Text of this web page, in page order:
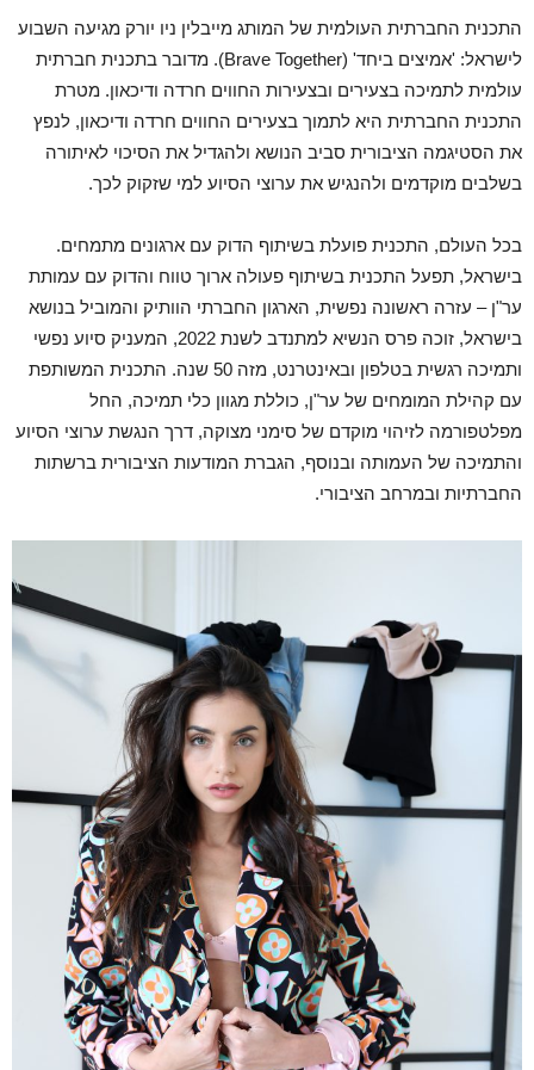
התכנית החברתית העולמית של המותג מייבלין ניו יורק מגיעה השבוע
לישראל: 'אמיצים ביחד' (Brave Together). מדובר בתכנית חברתית
עולמית לתמיכה בצעירים ובצעירות החווים חרדה ודיכאון. מטרת
התכנית החברתית היא לתמוך בצעירים החווים חרדה ודיכאון, לנפץ
את הסטיגמה הציבורית סביב הנושא ולהגדיל את הסיכוי לאיתורה
בשלבים מוקדמים ולהנגיש את ערוצי הסיוע למי שזקוק לכך.
בכל העולם, התכנית פועלת בשיתוף הדוק עם ארגונים מתמחים.
בישראל, תפעל התכנית בשיתוף פעולה ארוך טווח והדוק עם עמותת
ער"ן – עזרה ראשונה נפשית, הארגון החברתי הוותיק והמוביל בנושא
בישראל, זוכה פרס הנשיא למתנדב לשנת 2022, המעניק סיוע נפשי
ותמיכה רגשית בטלפון ובאינטרנט, מזה 50 שנה. התכנית המשותפת
עם קהילת המומחים של ער"ן, כוללת מגוון כלי תמיכה, החל
מפלטפורמה לזיהוי מוקדם של סימני מצוקה, דרך הנגשת ערוצי הסיוע
והתמיכה של העמותה ובנוסף, הגברת המודעות הציבורית ברשתות
החברתיות ובמרחב הציבורי.